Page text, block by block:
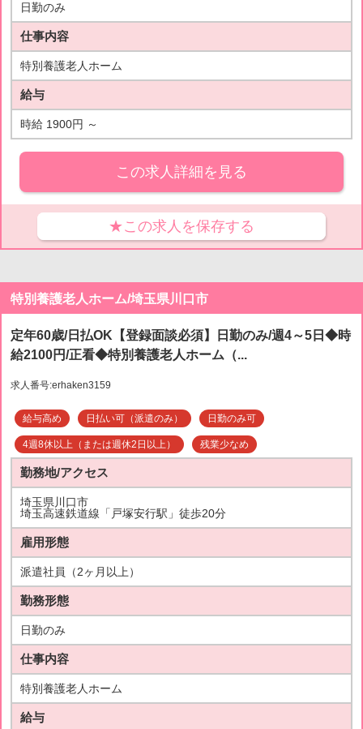
日勤のみ
仕事内容
特別養護老人ホーム
給与
時給 1900円 ～
この求人詳細を見る
★この求人を保存する
特別養護老人ホーム/埼玉県川口市
定年60歳/日払OK【登録面談必須】日勤のみ/週4～5日◆時
給2100円/正看◆特別養護老人ホーム（...
求人番号:erhaken3159
給与高め 日払い可（派遣のみ） 日勤のみ可
4週8休以上（または週休2日以上） 残業少なめ
勤務地/アクセス
埼玉県川口市
埼玉高速鉄道線「戸塚安行駅」徒歩20分
雇用形態
派遣社員（2ヶ月以上）
勤務形態
日勤のみ
仕事内容
特別養護老人ホーム
給与